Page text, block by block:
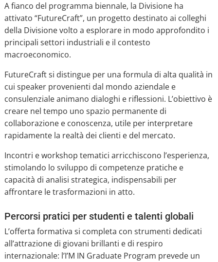
A fianco del programma biennale, la Divisione ha
attivato “FutureCraft”, un progetto destinato ai colleghi
della Divisione volto a esplorare in modo approfondito i
principali settori industriali e il contesto
macroeconomico.
FutureCraft si distingue per una formula di alta qualità in
cui speaker provenienti dal mondo aziendale e
consulenziale animano dialoghi e riflessioni. L’obiettivo è
creare nel tempo uno spazio permanente di
collaborazione e conoscenza, utile per interpretare
rapidamente la realtà dei clienti e del mercato.
Incontri e workshop tematici arricchiscono l’esperienza,
stimolando lo sviluppo di competenze pratiche e
capacità di analisi strategica, indispensabili per
affrontare le trasformazioni in atto.
Percorsi pratici per studenti e talenti globali
L’offerta formativa si completa con strumenti dedicati
all’attrazione di giovani brillanti e di respiro
internazionale: l’I’M IN Graduate Program prevede un